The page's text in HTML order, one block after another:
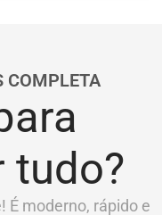
COMPLETA
tudo?
É moderno, rápido e